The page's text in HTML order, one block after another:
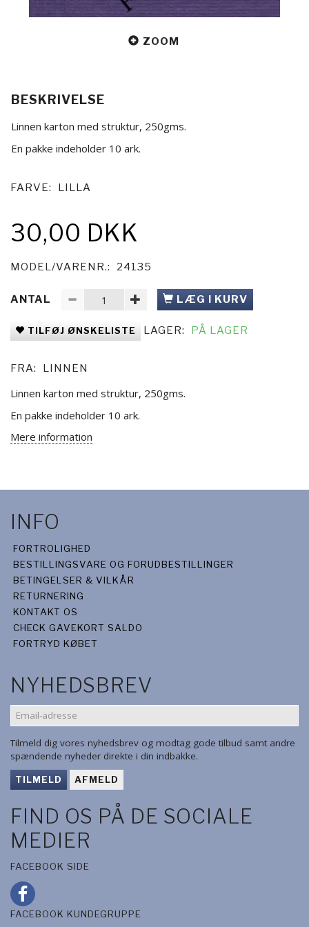
ZOOM
BESKRIVELSE
Linnen karton med struktur, 250gms.
En pakke indeholder 10 ark.
FARVE: LILLA
30,00 DKK
MODEL/VARENR.: 24135
ANTAL LÆG I KURV
TILFØJ ØNSKELISTE LAGER: PÅ LAGER
FRA: LINNEN
Linnen karton med struktur, 250gms.
En pakke indeholder 10 ark.
Mere information
INFO
FORTROLIGHED
BESTILLINGSVARE OG FORUDBESTILLINGER
BETINGELSER & VILKÅR
RETURNERING
KONTAKT OS
CHECK GAVEKORT SALDO
FORTRYD KØBET
NYHEDSBREV
EMAIL-
ADRESSE
Tilmeld dig vores nyhedsbrev og modtag gode tilbud samt andre
spændende nyheder direkte i din indbakke.
TILMELD AFMELD
FIND OS PÅ DE SOCIALE
MEDIER
FACEBOOK SIDE
FACEBOOK KUNDEGRUPPE